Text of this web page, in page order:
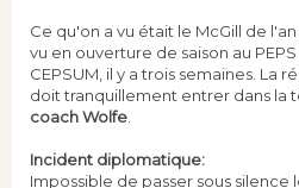
Ce qu'on a vu était le McGill de
vu en ouverture de saison au
CEPSUM, il y a trois semaines. La
doit tranquillement entrer dans la
coach Wolfe.
Incident diplomatique:
Impossible de passer sous silence